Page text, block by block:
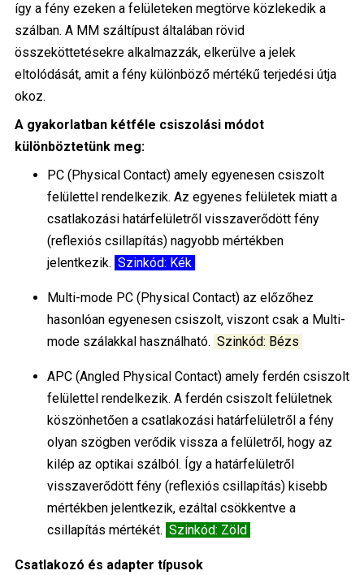
így a fény ezeken a felületeken megtörve közlekedik a
szálban. A MM száltípust általában rövid
összeköttetésekre alkalmazzák, elkerülve a jelek
eltolódását, amit a fény különböző mértékű terjedési útja
okoz.
A gyakorlatban kétféle csiszolási módot
különböztetünk meg:
PC (Physical Contact) amely egyenesen csiszolt
felülettel rendelkezik. Az egyenes felületek miatt a
csatlakozási határfelületről visszaverődött fény
(reflexiós csillapítás) nagyobb mértékben
jelentkezik. Szinkód: Kék
Multi-mode PC (Physical Contact) az előzőhez
hasonlóan egyenesen csiszolt, viszont csak a Multi-
mode szálakkal használható. Szinkód: Bézs
APC (Angled Physical Contact) amely ferdén csiszolt
felülettel rendelkezik. A ferdén csiszolt felületnek
köszönhetően a csatlakozási határfelületről a fény
olyan szögben verődik vissza a felületről, hogy az
kilép az optikai szálból. Így a határfelületről
visszaverődött fény (reflexiós csillapítás) kisebb
mértékben jelentkezik, ezáltal csökkentve a
csillapítás mértékét. Szinkód: Zöld
Csatlakozó és adapter típusok